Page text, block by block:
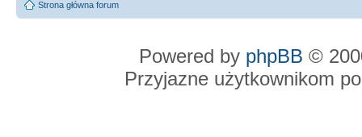
Strona główna forum
Powered by phpBB ©
Przyjazne użytkownikom